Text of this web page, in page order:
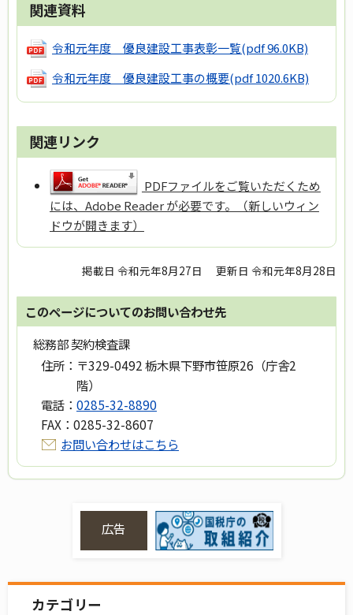
関連資料
令和元年度 優良建設工事表彰一覧(pdf 96.0KB)
令和元年度 優良建設工事の概要(pdf 1020.6KB)
関連リンク
PDFファイルをご覧いただくため
には、Adobe Reader が必要です。（新しいウィン
ドウが開きます）
掲載日 令和元年8月27日 更新日 令和元年8月28日
このページについてのお問い合わせ先
総務部 契約検査課
住所： 〒329-0492 栃木県下野市笹原26（庁舎2
階）
電話： 0285-32-8890
FAX： 0285-32-8607
お問い合わせはこちら
広告
カテゴリー